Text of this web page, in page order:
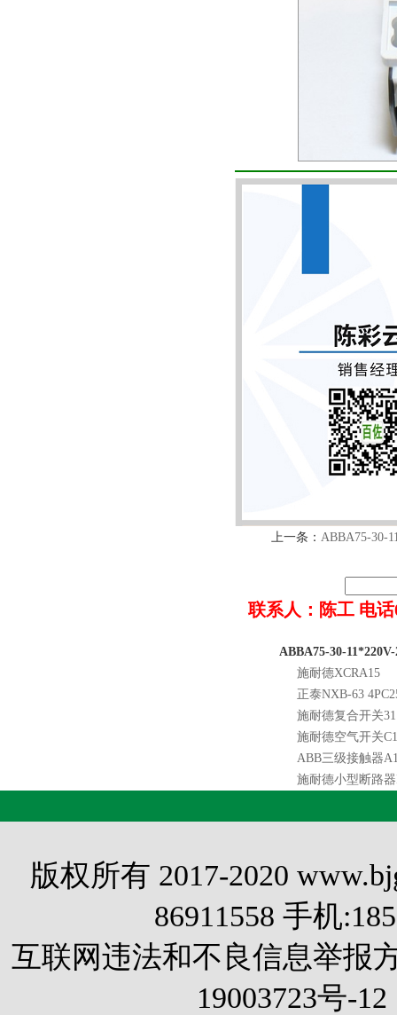
上一条：ABBA75-30-
联系人：陈工 电话
ABBA75-30-
施耐德XCRA15
正泰NXB-63
施耐德复合开关
施耐德空气开关
ABB三级接触器
施耐德小型断路
版权所有 2017-2020
86911558 手机
互联网违法和不良信息举报
19003723号-12